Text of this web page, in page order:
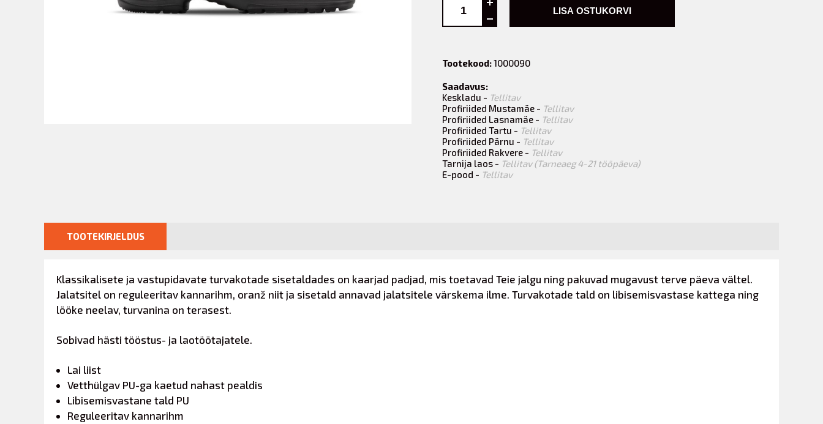
LISA OSTUKORVI
Tootekood:1000090
Saadavus:
Keskladu - Tellitav
Profiriided Mustamäe - Tellitav
Profiriided Lasnamäe - Tellitav
Profiriided Tartu - Tellitav
Profiriided Pärnu - Tellitav
Profiriided Rakvere - Tellitav
Tarnija laos - Tellitav (Tarneaeg 4-21 tööpäeva)
E-pood - Tellitav
TOOTEKIRJELDUS
Klassikalisete ja vastupidavate turvakotade sisetaldades on kaarjad padjad, mis toetavad Teie jalgu ning pakuvad mugavust terve päeva vältel.
Jalatsitel on reguleeritav kannarihm, oranž niit ja sisetald annavad jalatsitele värskema ilme. Turvakotade tald on libisemisvastase kattega ning
lööke neelav, turvanina on terasest.
Sobivad hästi tööstus- ja laotöötajatele.
Lai liist
Vetthülgav PU-ga kaetud nahast pealdis
Libisemisvastane tald PU
Reguleeritav kannarihm